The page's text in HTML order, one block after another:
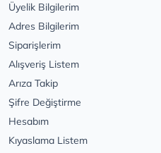
Üyelik Bilgilerim
Adres Bilgilerim
Siparişlerim
Alışveriş Listem
Arıza Takip
Şifre Değiştirme
Hesabım
Kıyaslama Listem